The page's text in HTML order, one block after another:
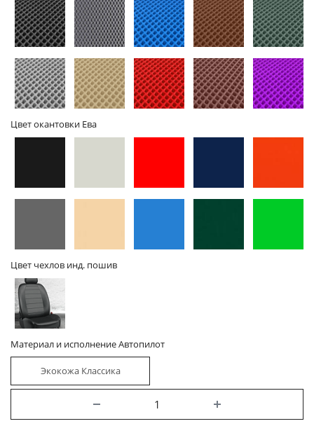
Цвет окантовки Ева
Цвет чехлов инд. пошив
Материал и исполнение Автопилот
Экокожа Классика